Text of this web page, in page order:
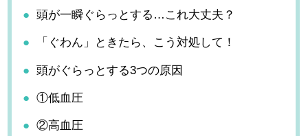
頭が一瞬ぐらっとする…これ大丈夫？
「ぐわん」ときたら、こう対処して！
頭がぐらっとする3つの原因
①低血圧
②高血圧